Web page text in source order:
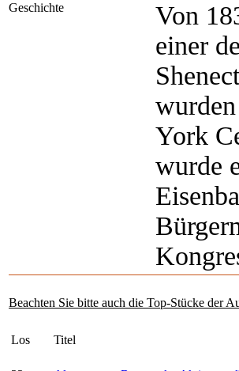
Geschichte
Von
einer
York
wurde
Beachten Sie bitte auch die Top-Stücke der
Los Titel